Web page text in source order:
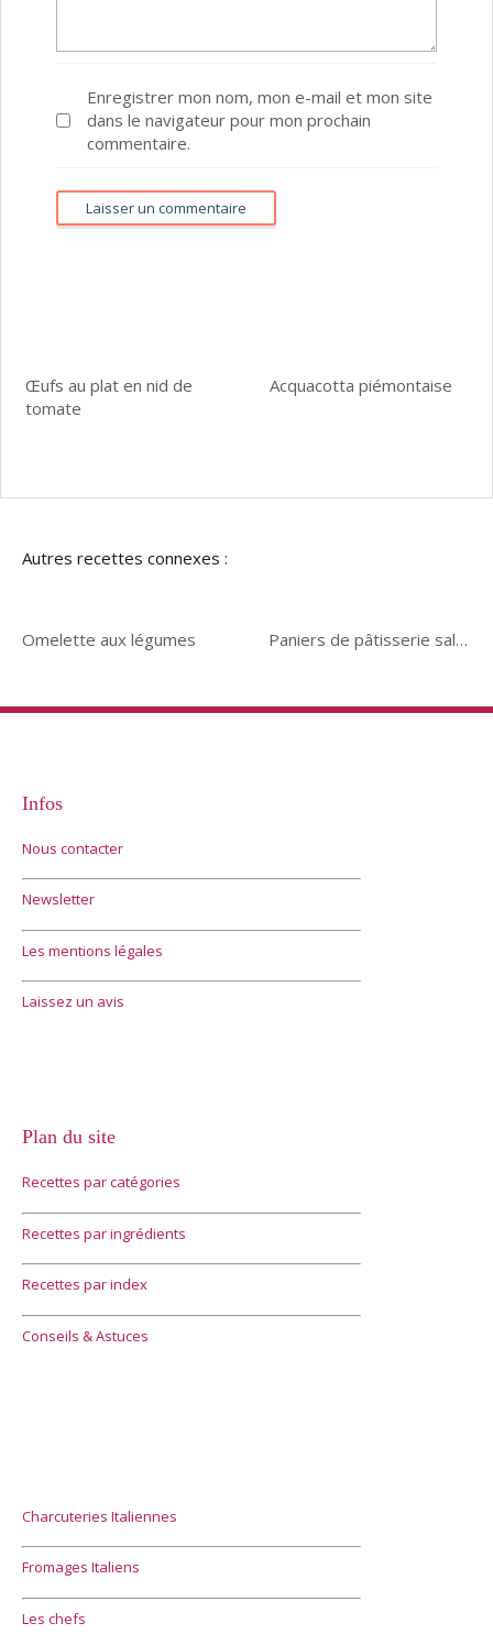
Enregistrer mon nom, mon e-mail et mon site
dans le navigateur pour mon prochain
commentaire.
Œufs au plat en nid de
tomate
Acquacotta piémontaise
Autres recettes connexes :
Omelette aux légumes Paniers de pâtisserie salés
Infos
Nous contacter
Newsletter
Les mentions légales
Laissez un avis
Plan du site
Recettes par catégories
Recettes par ingrédients
Recettes par index
Conseils & Astuces
Charcuteries Italiennes
Fromages Italiens
Les chefs